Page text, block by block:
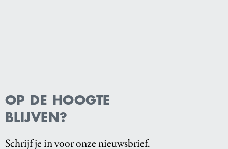
OP DE HOOGTE
BLIJVEN?
Schrijf je in voor onze nieuwsbrief.